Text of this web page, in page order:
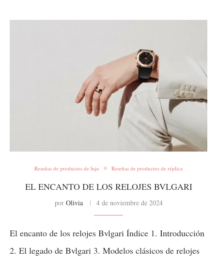
Reseñas de productos de lujo Reseñas de productos de réplica
EL ENCANTO DE LOS RELOJES BVLGARI
por Olivia 4 de noviembre de 2024
El encanto de los relojes Bvlgari Índice 1. Introducción
2. El legado de Bvlgari 3. Modelos clásicos de relojes